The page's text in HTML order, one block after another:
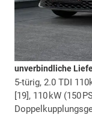
unverbindliche
5-türig, 2.0 TDI
[19], 110 kW (150